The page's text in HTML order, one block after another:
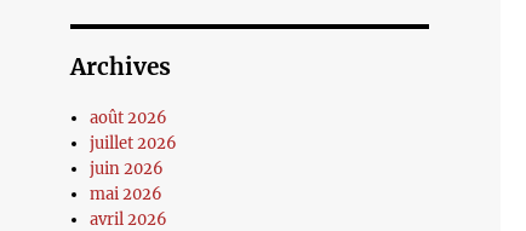
Archives
août 2026
juillet 2026
juin 2026
mai 2026
avril 2026